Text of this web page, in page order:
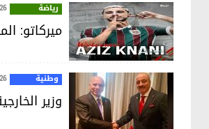
رياضة
ميركاتو:
وطنية
وزير